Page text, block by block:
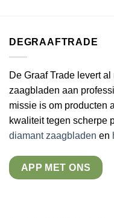
DEGRAAFTRADE
De Graaf Trade levert
zaagbladen aan
missie is om producten
kwaliteit tegen scherpe
diamant zaagbladen en
APP MET ONS